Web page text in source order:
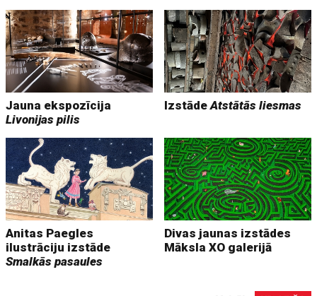
Jauna ekspozīcija
Livonijas pilis
IzstādeAtstātās liesmas
Anitas Paegles
ilustrāciju izstāde
Smalkās pasaules
Divas jaunas izstādes
Māksla XO galerijā